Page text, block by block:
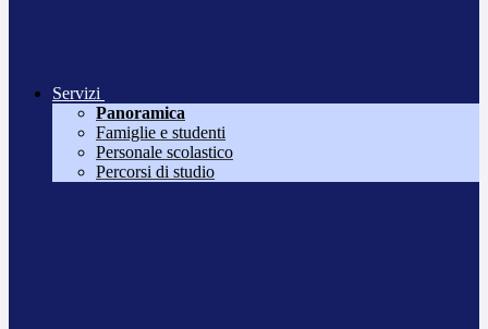
Servizi
Panoramica
Famiglie e studenti
Personale scolastico
Percorsi di studio